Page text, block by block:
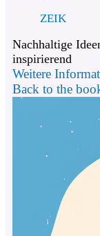
ZEIK
Nachhaltige
inspirierend
Weitere
Back to the